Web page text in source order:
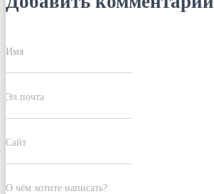
Имя
Эл.почта
Сайт
О чём хотите написать?